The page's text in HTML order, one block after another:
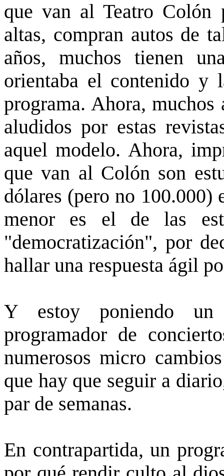
que van al Teatro Colón
altas, compran autos de
años, muchos tienen
orientaba el contenido y
programa. Ahora,
aludidos por estas
aquel modelo. Ahora,
que van al Colón son
dólares (pero no
menor es el de las
"democratización", por
hallar una respuesta ágil
Y estoy poniendo un
programador de
numerosos micro
que hay que seguir a
par de semanas.
En contrapartida, un